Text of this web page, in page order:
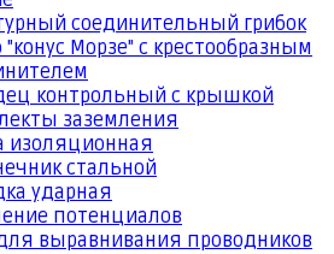
соединительный грибок
"конус Морзе" с крестообразным
контрольный с крышкой
заземления
изоляционная
стальной
ударная
потенциалов
выравнивания проводников